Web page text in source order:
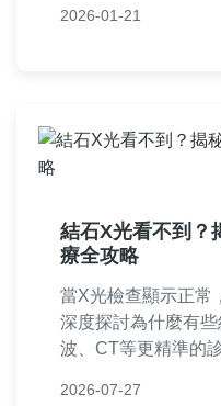
2026-01-21
結石X光看不到？
療全攻略
當X光檢查顯示正常
深度探討為什麼有
波、CT等更精準的
泌尿系統結石的疑慮
2026-07-27